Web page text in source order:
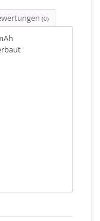
(0)